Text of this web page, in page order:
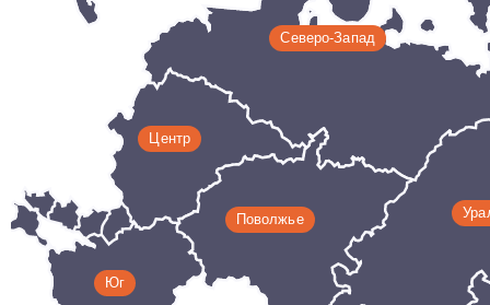
Северо-Запад
Центр
Юг
Поволжье